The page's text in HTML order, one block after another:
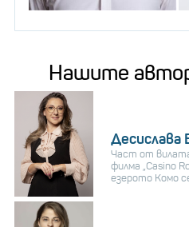
Нашите
Десислава
Част от
филма „Casino
езерото Комо